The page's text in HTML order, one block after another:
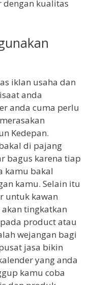
kualitas
iklan usaha dan
anda
anda cuma perlu
Kedepan.
di pajang
bagus karena tiap
kamu bakal
kamu. Selain itu
untuk kawan
tingkatkan
product atau
wejangan bagi
jasa bikin
yang anda
kamu coba